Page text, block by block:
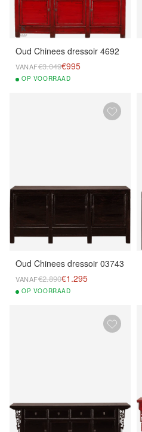
Oud Chinees dressoir 4692
VANAF€3.049€995
OP VOORRAAD
Oud Chinees dressoir 03743
VANAF€2.890€1.295
OP VOORRAAD